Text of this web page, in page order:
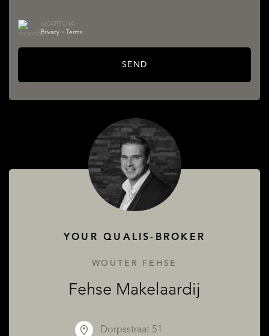
reCAPTCHA
Privacy • Terms
SEND
YOUR QUALIS-BROKER
WOUTER FEHSE
Fehse Makelaardij
Dorpsstraat 51